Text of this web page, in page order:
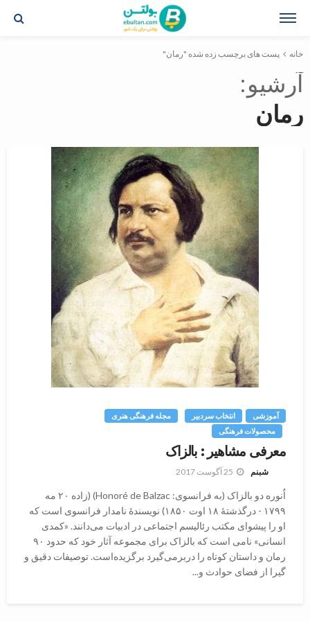
خانه پست های برچسب زده شده "رمان"
آرشیو
رمان
آموزشی انتخاب سردبیر
مجله فرهنگی هنری
محصولات فرهنگی
معرفی مشاهیر : بالزاک
شبنم 25 آگوست 2017
اُنوره دو بالزاک (به فرانسوی: Honoré de Balzac) (زاده ۲۰ مه
۱۷۹۹ - درگذشتهٔ ۱۸ اوت ۱۸۵۰) نویسندهٔ نامدار فرانسوی است که
او را پیشوای مکتب رئالیسم اجتماعی در ادبیات می‌دانند. «کمدی
انسانی» نامی است که بالزاک برای مجموعه آثار خود که حدود ۹۰
رمان و داستان کوتاه را دربرمی‌گیرد برگزیده‌است. توصیفات دقیق و
گیرا از فضای حوادث و...